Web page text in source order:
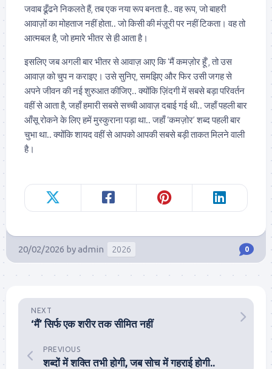
जवाब ढूँढने निकलते हैं, तब एक नया रूप बनता है.. वह रूप, जो बाहरी
आवाज़ों का मोहताज नहीं होता.. जो किसी की मंज़ूरी पर नहीं टिकता। वह तो
आत्मबल है, जो हमारे भीतर से ही आता है।
इसलिए जब अगली बार भीतर से आवाज़ आए कि ‘मैं कमज़ोर हूँ’, तो उस
आवाज़ को चुप न कराइए। उसे सुनिए, समझिए और फिर उसी जगह से
अपने जीवन की नई शुरुआत कीजिए.. क्योंकि ज़िंदगी में सबसे बड़ा परिवर्तन
वहीं से आता है, जहाँ हमारी सबसे सच्ची आवाज़ दबाई गई थी.. जहाँ पहली बार
आँसू रोकने के लिए हमें मुस्कुराना पड़ा था.. जहाँ ‘कमज़ोर’ शब्द पहली बार
चुभा था.. क्योंकि शायद वहीं से आपको आपकी सबसे बड़ी ताकत मिलने वाली
है।
20/02/2026 byadmin 2026 0
NEXT
‘मैं’ सिर्फ एक शरीर तक सीमित नहीं
PREVIOUS
शब्दों में शक्ति तभी होगी, जब सोच में गहराई होगी..